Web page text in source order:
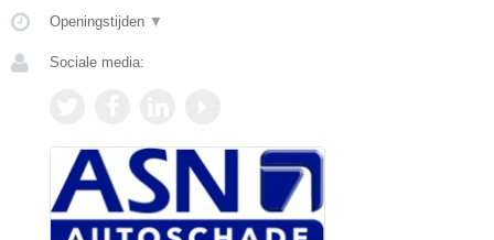
Openingstijden ▼
Sociale media: